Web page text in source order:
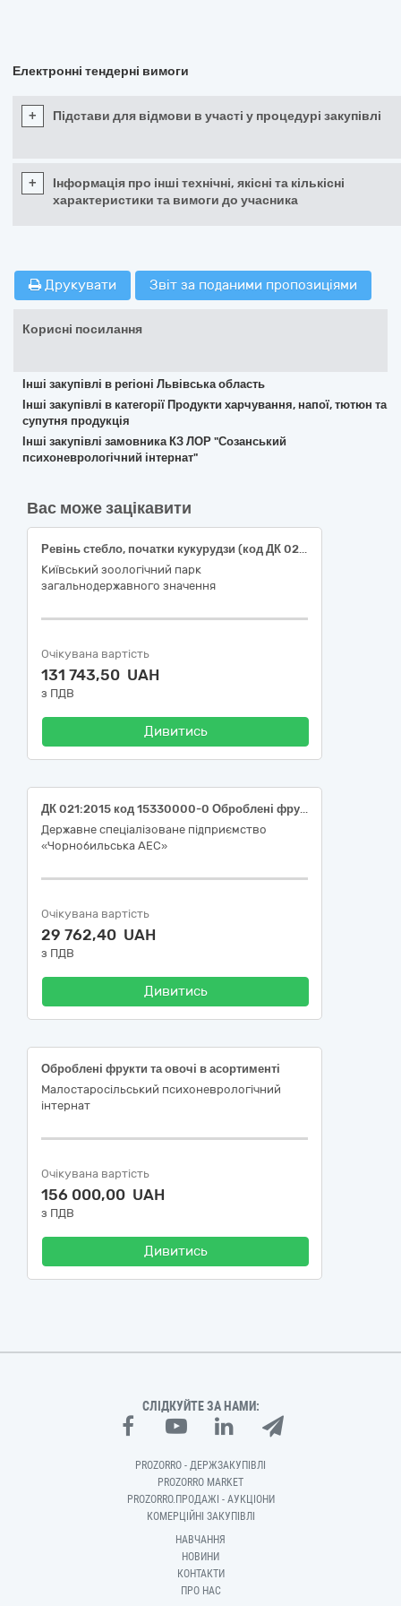
Електронні тендерні вимоги
+ Підстави для відмови в участі у процедурі закупівлі
+
Інформація про інші технічні, якісні та кількісні
характеристики та вимоги до учасника
Друкувати Звіт за поданими пропозиціями
Корисні посилання
Інші закупівлі в регіоні Львівська область
Інші закупівлі в категорії Продукти харчування, напої, тютюн та
супутня продукція
Інші закупівлі замовника КЗ ЛОР "Созанський
психоневрологічний інтернат"
Вас може зацікавити
Ревінь стебло, початки кукурудзи (код ДК 021:2015 -15330000-0 - Оброблені фрукти та овочі)
Київський зоологічний парк
загальнодержавного значення
Очікувана вартість
131 743,50 UAH
з ПДВ
Дивитись
ДК 021:2015 код 15330000-0 Оброблені фрукти та овочі (Сухофрукти, паста томатна та інше)
Державне спеціалізоване підприємство
«Чорнобильська АЕС»
Очікувана вартість
29 762,40 UAH
з ПДВ
Дивитись
Оброблені фрукти та овочі в асортименті
Малостаросільський психоневрологічний
інтернат
Очікувана вартість
156 000,00 UAH
з ПДВ
Дивитись
СЛІДКУЙТЕ ЗА НАМИ:
PROZORRO - ДЕРЖЗАКУПІВЛІ
PROZORRO MARKET
PROZORRO.ПРОДАЖІ - АУКЦІОНИ
КОМЕРЦІЙНІ ЗАКУПІВЛІ
НАВЧАННЯ
НОВИНИ
КОНТАКТИ
ПРО НАС